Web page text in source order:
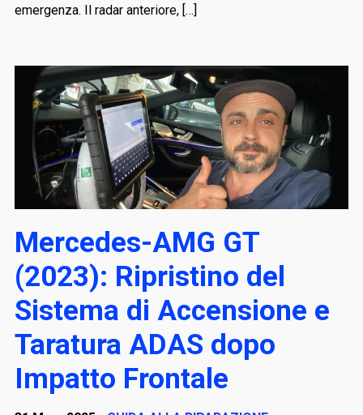
emergenza. Il radar anteriore, […]
Mercedes-AMG GT
(2023): Ripristino del
Sistema di Accensione e
Taratura ADAS dopo
Impatto Frontale